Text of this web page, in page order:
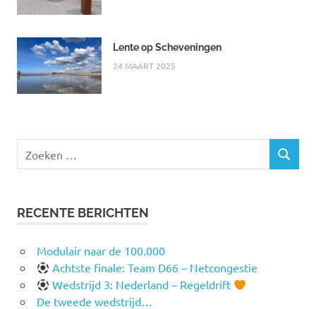
Lente op Scheveningen
24 MAART 2025
naar:
ZOEKEN
RECENTE BERICHTEN
Modulair naar de 100.000
Achtste finale: Team D66 – Netcongestie
Wedstrijd 3: Nederland – Regeldrift
De tweede wedstrijd…